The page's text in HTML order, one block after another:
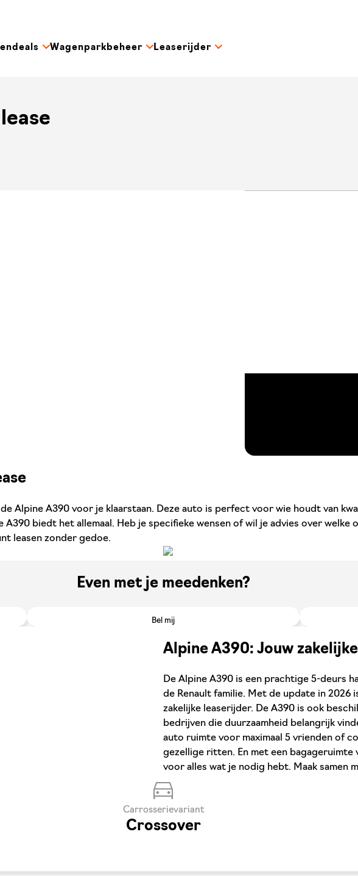
Wagenparkbeheer Leaserijder
Alpine A390 voor je klaarstaan. Deze auto is perfect voor wie houdt van
biedt het allemaal. Heb je specifieke wensen of wil je advies over welke
leasen zonder gedoe.
Even met je meedenken?
Bel mij
Alpine A390: Jouw
De Alpine A390 is een prachtige 5-deurs
de Renault familie. Met de update in 2026
zakelijke leaserijder. De A390 is ook
bedrijven die duurzaamheid belangrijk
auto ruimte voor maximaal 5 vrienden of
gezellige ritten. En met een bagageruimte
voor alles wat je nodig hebt. Maak samen
Carrosserievariant
Crossover